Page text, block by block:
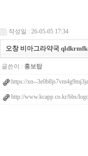
작성일 : 26-05-05 17:34
오창 비아그라약국
글쓴이 : 홍보탑
https://xn--
http://www.kcapp.co.kr/bbs/